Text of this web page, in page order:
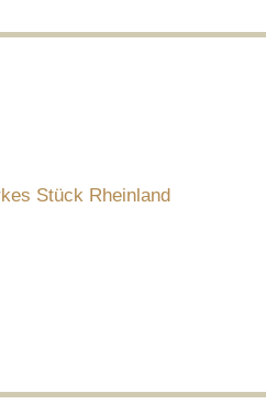
Stück Rheinland